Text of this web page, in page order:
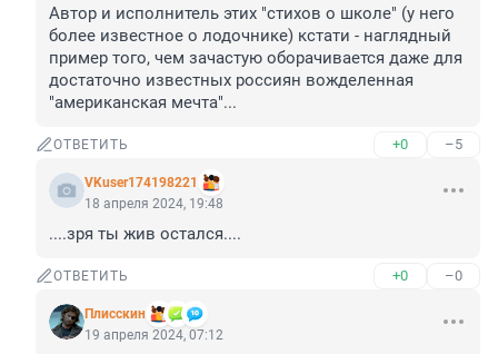
Автор и исполнитель этих "стихов о школе" (у него
более известное о лодочнике) кстати - наглядный
пример того, чем зачастую оборачивается даже для
достаточно известных россиян вожделенная
"американская мечта"...
ОТВЕТИТЬ +0 –5
VKuser174198221
18 апреля 2024, 19:48
....зря ты жив остался....
ОТВЕТИТЬ +0 –0
Плисскин
19 апреля 2024, 07:12